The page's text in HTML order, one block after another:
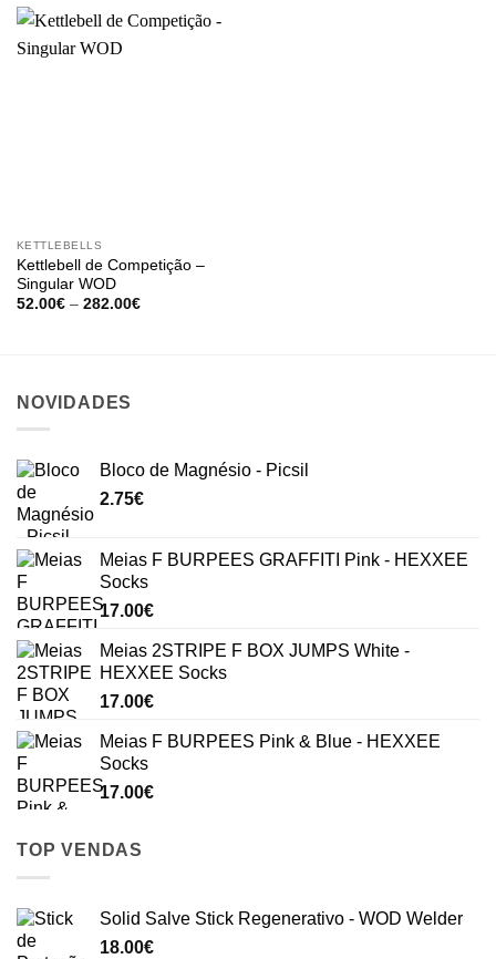
KETTLEBELLS
Kettlebell de Competição –
Singular WOD
52.00€ – 282.00€Price
NOVIDADES
Bloco de Magnésio - Picsil
2.75€
Meias F BURPEES GRAFFITI Pink - HEXXEE
Socks
17.00€
Meias 2STRIPE F BOX JUMPS White -
HEXXEE Socks
17.00€
Meias F BURPEES Pink & Blue - HEXXEE
Socks
17.00€
TOP VENDAS
Solid Salve Stick Regenerativo - WOD Welder
18.00€